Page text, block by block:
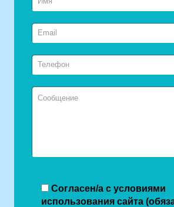
Согласен/а с условиями
использования сайта